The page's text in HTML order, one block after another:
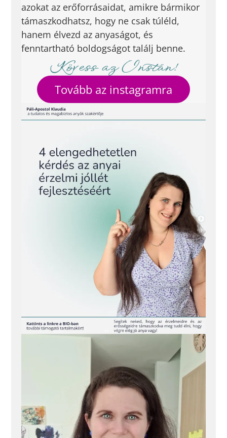
azokat az erőforrásaidat, amikre bármikor
támaszkodhatsz, hogy ne csak túléld,
hanem élvezd az anyaságot, és
fenntartható boldogságot találj benne.
Kövess az Instán!
Tovább az instagramra